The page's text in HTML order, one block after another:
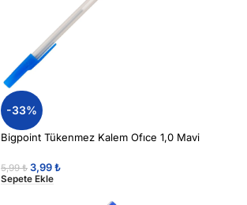
-33%
Bigpoint Tükenmez Kalem Ofıce 1,0 Mavi
5,99₺ 3,99₺
Sepete Ekle